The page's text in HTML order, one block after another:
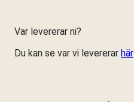
Var levererar ni?
Du kan se var vi levererar här